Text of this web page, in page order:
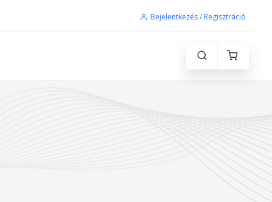
Bejelentkezés / Regisztráció